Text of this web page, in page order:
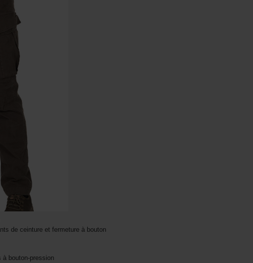
de ceinture et fermeture à bouton
bouton-pression